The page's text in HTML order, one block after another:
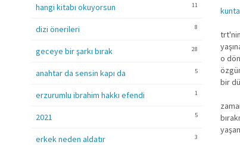
11
hangi kitabı okuyorsun
8
dizi önerileri
28
geceye bir şarkı bırak
5
anahtar da sensin kapı da
1
erzurumlu ibrahim hakkı efendi
5
2021
3
erkek neden aldatır
o
bir